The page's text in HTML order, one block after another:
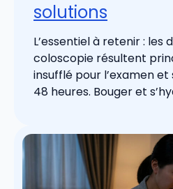
solutions
L’essentiel à retenir : les
coloscopie résultent
insufflé pour l’examen
48 heures. Bouger et